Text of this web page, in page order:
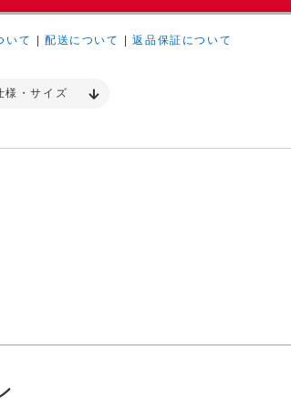
いて |配送について |返品保証について
様・サイズ